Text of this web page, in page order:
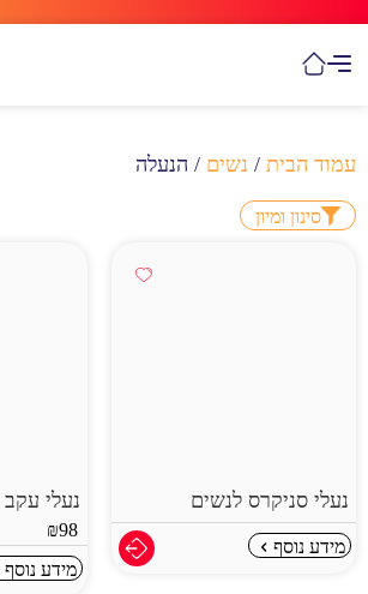
עמוד הבית / נשים / הנעלה
סינון ומיון
נעלי סניקרס לנשים
מידע נוסף
נעלי
₪98
מידע נוסף